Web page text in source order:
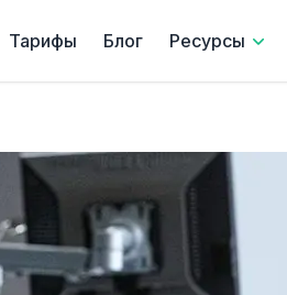
Тарифы Блог Ресурсы